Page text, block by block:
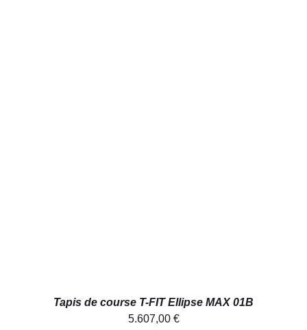
Tapis de course T-FIT Ellipse MAX 01B
5.607,00 €